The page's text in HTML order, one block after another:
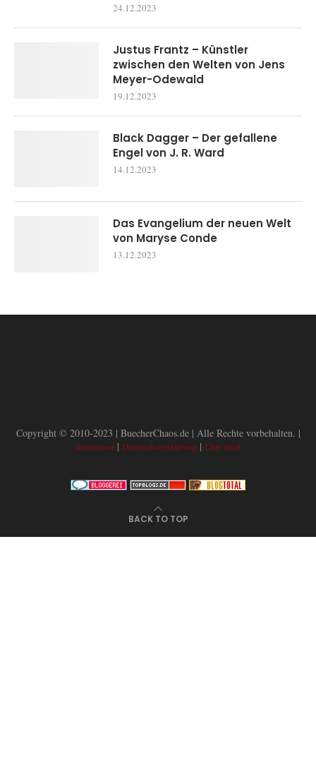
24.12.2023
Justus Frantz – Künstler
zwischen den Welten von Jens
Meyer-Odewald
19.12.2023
Black Dagger – Der gefallene
Engel von J. R. Ward
14.12.2023
Das Evangelium der neuen Welt
von Maryse Conde
13.12.2023
Copyright © 2010-2023 | BuecherChaos.de | Alle Rechte vorbehalten. |
Impressum | Datenschutzerklärung| Über mich
BACK TO TOP